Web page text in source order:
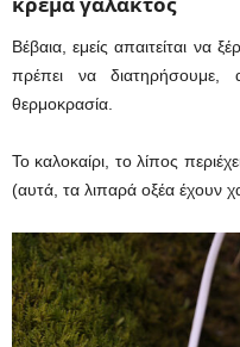
Βέβαια, εμείς απαιτείται να
πρέπει να διατηρήσουμε,
θερμοκρασία.
Το καλοκαίρι, το λίπος
(αυτά, τα λιπαρά οξέα έχουν